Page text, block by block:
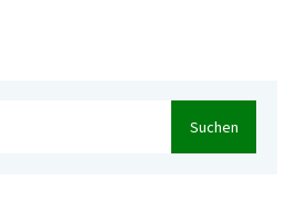
Suchen